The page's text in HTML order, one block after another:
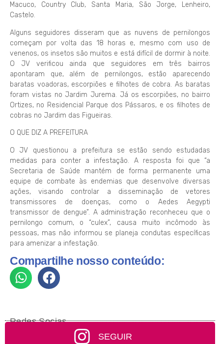
Macuco, Country Club, Santa Maria, São Jorge, Lenheiro,
Castelo.
Alguns seguidores disseram que as nuvens de pernilongos
começam por volta das 18 horas e, mesmo com uso de
venenos, os insetos são muitos e está difícil de dormir à noite.
O JV verificou ainda que seguidores em três bairros
apontaram que, além de pernilongos, estão aparecendo
baratas voadoras, escorpiões e filhotes de cobra. As baratas
foram vistas no Jardim Jurema. Já os escorpiões, no bairro
Ortizes, no Residencial Parque dos Pássaros, e os filhotes de
cobras no Jardim das Figueiras.
O QUE DIZ A PREFEITURA
O JV questionou a prefeitura se estão sendo estudadas
medidas para conter a infestação. A resposta foi que “a
Secretaria de Saúde mantém de forma permanente uma
equipe de combate às endemias que desenvolve diversas
ações, visando controlar a disseminação de vetores
transmissores de doenças, como o Aedes Aegypti
transmissor de dengue”. A administração reconheceu que o
pernilongo comum, o “culex”, causa muito incômodo às
pessoas, mas não informou se planeja condutas específicas
para amenizar a infestação.
Compartilhe nosso conteúdo:
Redes Socias
SEGUIR